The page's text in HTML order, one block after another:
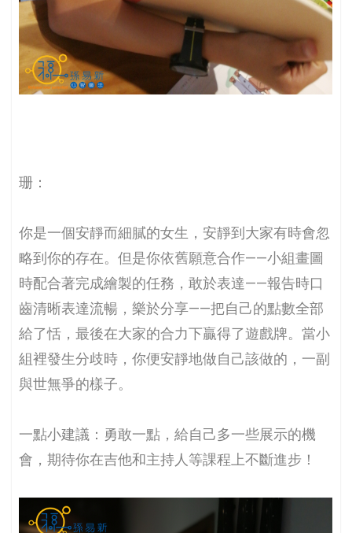
珊：
你是一個安靜而細膩的女生，安靜到大家有時會忽
略到你的存在。但是你依舊願意合作——小組畫圖
時配合著完成繪製的任務，敢於表達——報告時口
齒清晰表達流暢，樂於分享——把自己的點數全部
給了恬，最後在大家的合力下贏得了遊戲牌。當小
組裡發生分歧時，你便安靜地做自己該做的，一副
與世無爭的樣子。
一點小建議：勇敢一點，給自己多一些展示的機
會，期待你在吉他和主持人等課程上不斷進步！